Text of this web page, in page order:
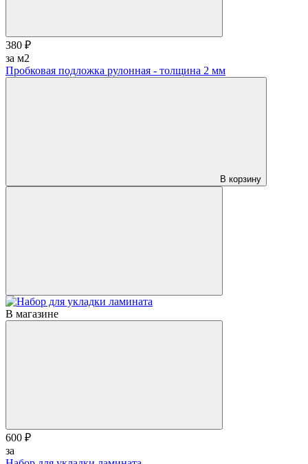
380 ₽
за м2
Пробковая подложка рулонная - толщина 2 мм
В корзину
В магазине
600 ₽
за